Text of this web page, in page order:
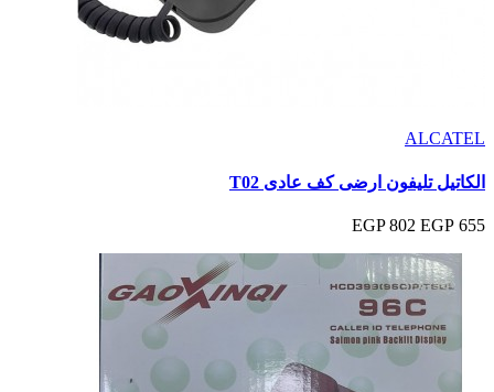
ALCATEL
الكاتيل تليفون ارضى كف عادى T02
655 EGP
802 EGP